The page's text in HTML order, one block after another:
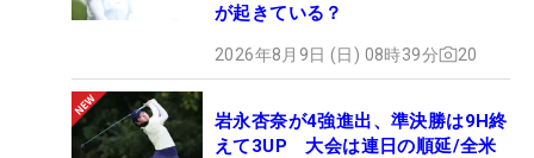
が起きている？
2026年8月9日 (日) 08時39分 20
岩永杏奈が4強進出、準決勝は9H終
えて3UP 大会は連日の順延/全米